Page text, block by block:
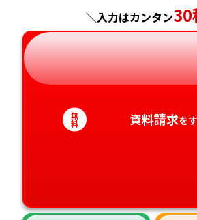
神奈川県
長野県
岐阜県
静岡県
愛知県
兵庫県
奈良県
和歌山県
広島県
山口県
徳島県
香川県
高知県
長崎県
熊本県
大分県
宮崎県
沖縄県
＼入力はカンタン30
無
料 資料請求を